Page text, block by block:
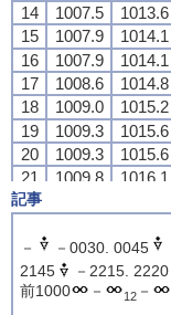
14
1007.5 1013.6
15
1007.9 1014.1
16
1007.9 1014.1
17
1008.6 1014.8
18
1009.0 1015.2
19
1009.3 1015.6
20
1009.3 1015.6
21
1009.8 1016.1
22
24
1010.2 1016.5
14
1007.5 1013.6
15
1007.9 1014.1
16
1007.9 1014.1
17
1008.6 1014.8
18
1009.0 1015.2
19
1009.3 1015.6
20
1009.3 1015.6
21
1009.8 1016.1
22
24
1010.2 1016.5
14
1007.5 1013.6
15
1007.9 1014.1
16
1007.9 1014.1
17
1008.6 1014.8
18
1009.0 1015.2
19
1009.3 1015.6
20
1009.3 1015.6
21
1009.8 1016.1
22
24
1010.2 1016.5
14
1007.5 1013.6
15
1007.9 1014.1
16
1007.9 1014.1
17
1008.6 1014.8
18
1009.0 1015.2
19
1009.3 1015.6
20
1009.3 1015.6
21
1009.8 1016.1
22
24
1010.2 1016.5
記事
－ －0030. 0045
2145
－2215. 2220
前1000
－ 12－